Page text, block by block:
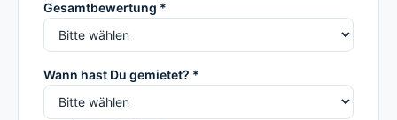
Gesamtbewertung *
Wann hast Du gemietet? *